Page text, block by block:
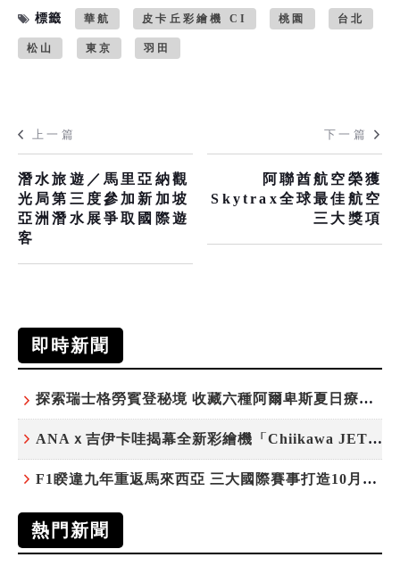
標籤 華航 皮卡丘彩繪機 CI 桃園 台北
松山 東京 羽田
上一篇
潛水旅遊／馬里亞納觀
光局第三度參加新加坡
亞洲潛水展爭取國際遊
客
下一篇
阿聯酋航空榮獲
Skytrax全球最佳航空
三大獎項
即時新聞
探索瑞士格勞賓登秘境 收藏六種阿爾卑斯夏日療癒之旅
ANAｘ吉伊卡哇揭幕全新彩繪機「Chiikawa JET」
F1睽違九年重返馬來西亞 三大國際賽事打造10月運動旅遊熱潮 賽車、自行車、路跑同週登場
熱門新聞